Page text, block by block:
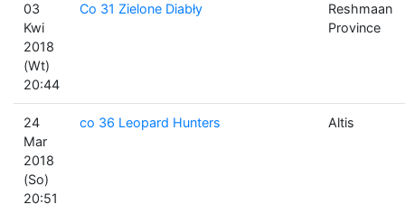
03
Kwi
2018
(Wt)
20:44
Co 31 Zielone Diabły
Reshmaan
Province
24
Mar
2018
(So)
20:51
co 36 Leopard Hunters Altis